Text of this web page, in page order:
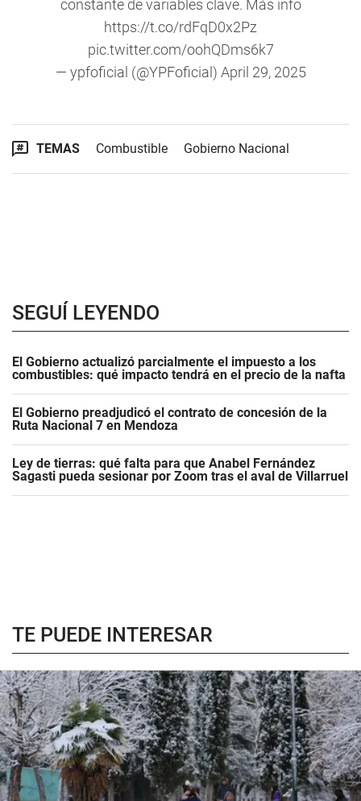
constante de variables clave. Más info
https://t.co/rdFqD0x2Pz
pic.twitter.com/oohQDms6k7
— ypfoficial (@YPFoficial) April 29, 2025
TEMAS Combustible Gobierno Nacional
SEGUÍ LEYENDO
El Gobierno actualizó parcialmente el impuesto a los
combustibles: qué impacto tendrá en el precio de la nafta
El Gobierno preadjudicó el contrato de concesión de la
Ruta Nacional 7 en Mendoza
Ley de tierras: qué falta para que Anabel Fernández
Sagasti pueda sesionar por Zoom tras el aval de Villarruel
TE PUEDE INTERESAR